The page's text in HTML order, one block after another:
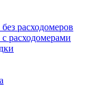
расходомеров
расходомерами